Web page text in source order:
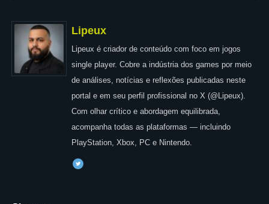
Lipeux
Lipeux é criador de conteúdo com foco em jogos
single player. Cobre a indústria dos games por meio
de análises, notícias e reflexões publicadas neste
portal e em seu perfil profissional no X (@Lipeux).
Com olhar crítico e abordagem equilibrada,
acompanha todas as plataformas — incluindo
PlayStation, Xbox, PC e Nintendo.